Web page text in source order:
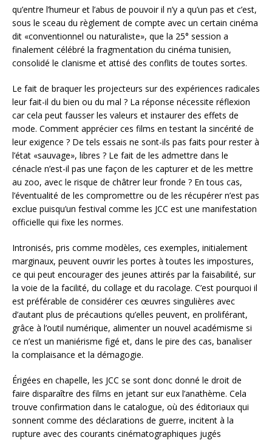
qu’entre l’humeur et l’abus de pouvoir il n’y a qu’un pas et c’est,
sous le sceau du règlement de compte avec un certain cinéma
dit «conventionnel ou naturaliste», que la 25° session a
finalement célébré la fragmentation du cinéma tunisien,
consolidé le clanisme et attisé des conflits de toutes sortes.
Le fait de braquer les projecteurs sur des expériences radicales
leur fait-il du bien ou du mal ? La réponse nécessite réflexion
car cela peut fausser les valeurs et instaurer des effets de
mode. Comment apprécier ces films en testant la sincérité de
leur exigence ? De tels essais ne sont-ils pas faits pour rester à
l’état «sauvage», libres ? Le fait de les admettre dans le
cénacle n’est-il pas une façon de les capturer et de les mettre
au zoo, avec le risque de châtrer leur fronde ? En tous cas,
l’éventualité de les compromettre ou de les récupérer n’est pas
exclue puisqu’un festival comme les JCC est une manifestation
officielle qui fixe les normes.
Intronisés, pris comme modèles, ces exemples, initialement
marginaux, peuvent ouvrir les portes à toutes les impostures,
ce qui peut encourager des jeunes attirés par la faisabilité, sur
la voie de la facilité, du collage et du racolage. C’est pourquoi il
est préférable de considérer ces œuvres singulières avec
d’autant plus de précautions qu’elles peuvent, en proliférant,
grâce à l’outil numérique, alimenter un nouvel académisme si
ce n’est un maniérisme figé et, dans le pire des cas, banaliser
la complaisance et la démagogie.
Érigées en chapelle, les JCC se sont donc donné le droit de
faire disparaître des films en jetant sur eux l’anathème. Cela
trouve confirmation dans le catalogue, où des éditoriaux qui
sonnent comme des déclarations de guerre, incitent à la
rupture avec des courants cinématographiques jugés